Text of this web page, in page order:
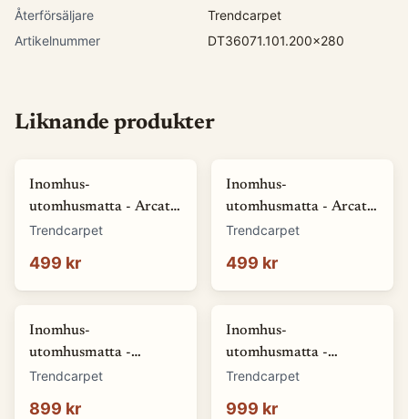
Återförsäljare
Trendcarpet
Artikelnummer
DT36071.101.200x280
Liknande produkter
Inomhus-
utomhusmatta - Arcata
(blå) (Storlek: 80 x 150
Trendcarpet
499 kr
Inomhus-
utomhusmatta - Arcata
(röd) (Storlek: 80 x 150
Trendcarpet
499 kr
Inomhus-
utomhusmatta -
Winona (grå) (Storlek:
Trendcarpet
899 kr
Inomhus-
utomhusmatta -
Winona (orange)
Trendcarpet
999 kr